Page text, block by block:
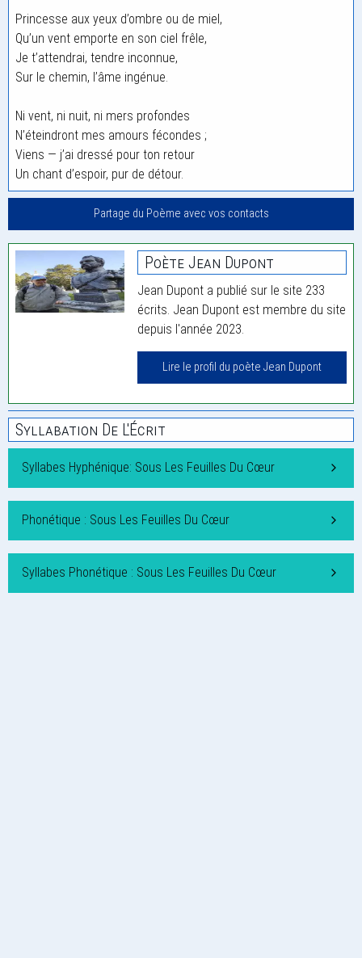
Princesse aux yeux d’ombre ou de miel,
Qu’un vent emporte en son ciel frêle,
Je t’attendrai, tendre inconnue,
Sur le chemin, l’âme ingénue.
Ni vent, ni nuit, ni mers profondes
N’éteindront mes amours fécondes ;
Viens — j’ai dressé pour ton retour
Un chant d’espoir, pur de détour.
Partage du Poème avec vos contacts
Poète Jean Dupont
Jean Dupont a publié sur le site 233
écrits. Jean Dupont est membre du site
depuis l'année 2023.
Lire le profil du poète Jean Dupont
Syllabation De L'Écrit
Syllabes Hyphénique: Sous Les Feuilles Du Cœur
Phonétique : Sous Les Feuilles Du Cœur
Syllabes Phonétique : Sous Les Feuilles Du Cœur